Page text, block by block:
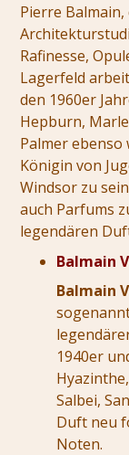
Pierre
Rafinesse,
Lagerfeld
den 1960er
Hepburn,
Palmer ebenso
Königin von
Windsor zu
auch Parfums
legendären
Balmain
Balmain
1940er
Salbei,
Duft neu
Noten.